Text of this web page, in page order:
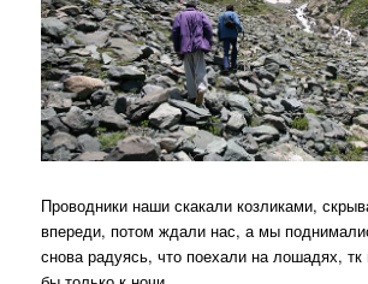
Проводники наши скакали козликами,
впереди, потом ждали нас, а мы
снова радуясь, что поехали на лошадях,